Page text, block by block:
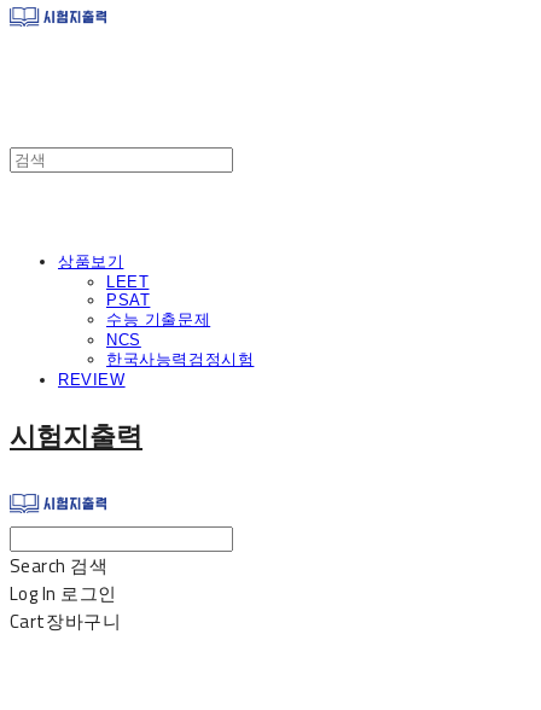
상품보기
LEET
PSAT
수능 기출문제
NCS
한국사능력검정시험
REVIEW
시험지출력
Search 검색
Log In 로그인
Cart장바구니